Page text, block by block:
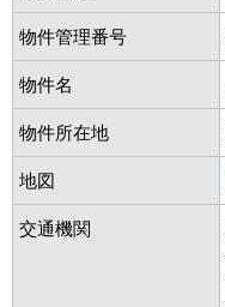
物件管理番号
物件名
物件所在地
地図
交通機関